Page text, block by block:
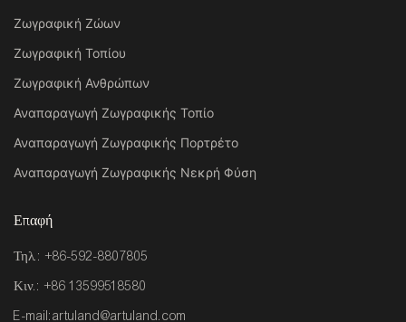
Ζωγραφική Ζώων
Ζωγραφική Τοπίου
Ζωγραφική Ανθρώπων
Αναπαραγωγή Ζωγραφικής Τοπίο
Αναπαραγωγή Ζωγραφικής Πορτρέτο
Αναπαραγωγή Ζωγραφικής Νεκρή Φύση
Επαφή
Τηλ.: +86-592-8807805
Κιν.: +86 13599518580
E-mail:artuland@artuland.com